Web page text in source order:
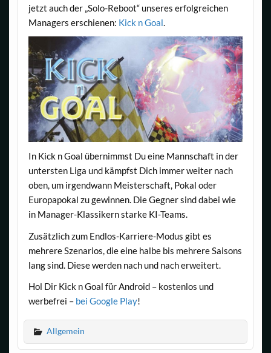
jetzt auch der „Solo-Reboot“ unseres erfolgreichen
Managers erschienen: Kick n Goal.
In Kick n Goal übernimmst Du eine Mannschaft in der
untersten Liga und kämpfst Dich immer weiter nach
oben, um irgendwann Meisterschaft, Pokal oder
Europapokal zu gewinnen. Die Gegner sind dabei wie
in Manager-Klassikern starke KI-Teams.
Zusätzlich zum Endlos-Karriere-Modus gibt es
mehrere Szenarios, die eine halbe bis mehrere Saisons
lang sind. Diese werden nach und nach erweitert.
Hol Dir Kick n Goal für Android – kostenlos und
werbefrei – bei Google Play!
Allgemein